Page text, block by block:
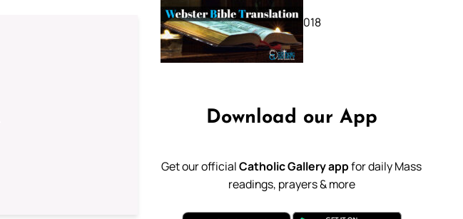
October 11, 2018
Download our App
Get our officialCatholic Gallery appfor daily Mass
readings, prayers & more